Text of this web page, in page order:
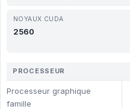
NOYAUX CUDA
2560
PROCESSEUR
Processeur graphique
famille